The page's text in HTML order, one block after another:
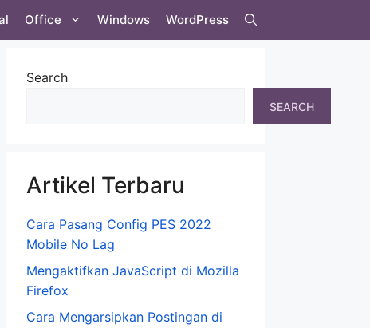
Office Windows WordPress
Search
SEARCH
Artikel Terbaru
Cara Pasang Config PES 2022
Mobile No Lag
Mengaktifkan JavaScript di Mozilla
Firefox
Cara Mengarsipkan Postingan di